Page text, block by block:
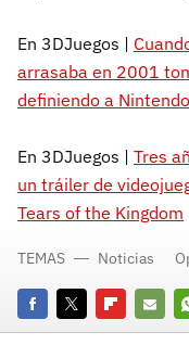
En 3DJuegos |
arrasaba en 2001
definiendo a Nintendo
En 3DJuegos | Tres
un tráiler de
Tears of the Kingdom
FacebookTwitterFlipboard
E-
TEMAS Noticias